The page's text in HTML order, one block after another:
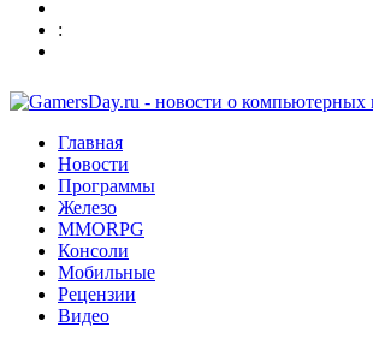
:
Главная
Новости
Программы
Железо
MMORPG
Консоли
Мобильные
Рецензии
Видео